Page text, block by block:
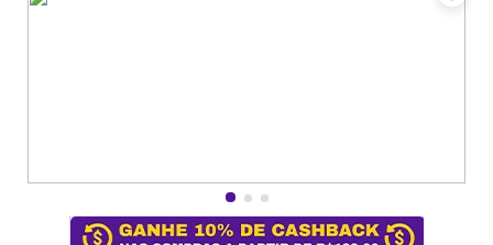
7º
Aparelho Jantar
Xicara